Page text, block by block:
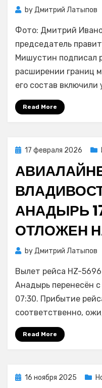
byДмитрий Латыпов
Фото: Дмитрий
председатель
Мишустин подписал
расширении границ
его состав включили
Read More
Posted
17 февраля 2026
АНАДЫРЬ
ОТЛОЖЕН
byДмитрий Латыпов
Вылет рейса HZ-
Анадырь перенесён с
07:30. Прибытие
соответственно,
Read More
Posted
16 ноября 2025